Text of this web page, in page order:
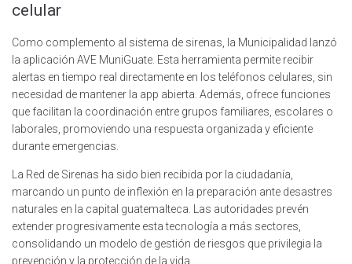
celular
Como complemento al sistema de sirenas, la Municipalidad lanzó
la aplicación AVE MuniGuate. Esta herramienta permite recibir
alertas en tiempo real directamente en los teléfonos celulares, sin
necesidad de mantener la app abierta. Además, ofrece funciones
que facilitan la coordinación entre grupos familiares, escolares o
laborales, promoviendo una respuesta organizada y eficiente
durante emergencias.
La Red de Sirenas ha sido bien recibida por la ciudadanía,
marcando un punto de inflexión en la preparación ante desastres
naturales en la capital guatemalteca. Las autoridades prevén
extender progresivamente esta tecnología a más sectores,
consolidando un modelo de gestión de riesgos que privilegia la
prevención y la protección de la vida.